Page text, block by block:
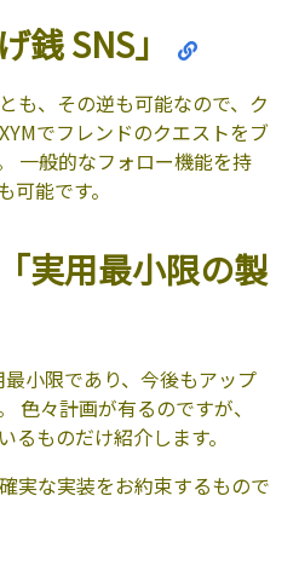
銭 SNS」
も、その逆も可能なので、ク
でフレンドのクエストをブ
一般的なフォロー機能を持
可能です。
実用最小限の製
小限であり、今後もアップ
色々計画が有るのですが、
るものだけ紹介します。
実な実装をお約束するもので